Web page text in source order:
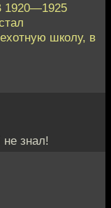
1920—1925
школу, в
не знал!